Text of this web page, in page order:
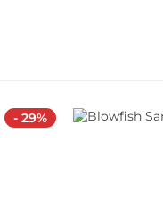
- 29%